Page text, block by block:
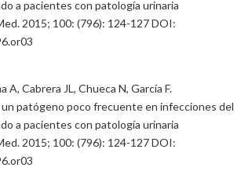
a pacientes con patología urinaria
2015; 100: (796): 124-127 DOI:
A, Cabrera JL, Chueca N, García F.
un patógeno poco frecuente en infecciones del
a pacientes con patología urinaria
2015; 100: (796): 124-127 DOI: